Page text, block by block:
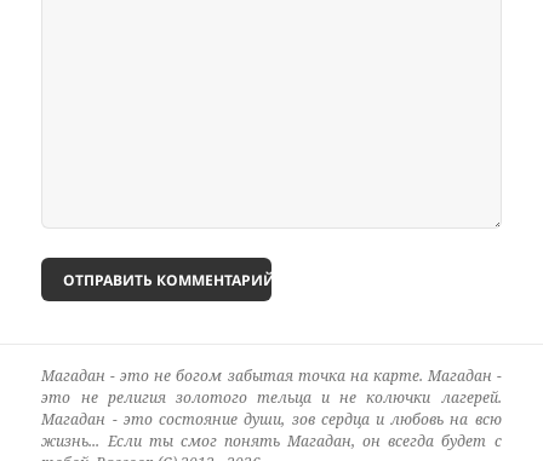
Магадан - это не богом забытая точка на карте. Магадан -
это не религия золотого тельца и не колючки лагерей.
Магадан - это состояние души, зов сердца и любовь на всю
жизнь... Если ты смог понять Магадан, он всегда будет с